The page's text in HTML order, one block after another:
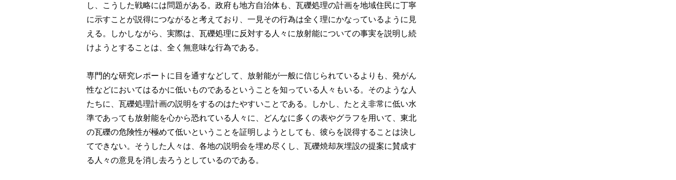
し、こうした戦略には問題がある。政府も地方自治体も、瓦礫処理の計画を地域住民に丁寧
に示すことが説得につながると考えており、一見その行為は全く理にかなっているように見
える。しかしながら、実際は、瓦礫処理に反対する人々に放射能についての事実を説明し続
けようとすることは、全く無意味な行為である。
専門的な研究レポートに目を通すなどして、放射能が一般に信じられているよりも、発がん
性などにおいてはるかに低いものであるということを知っている人々もいる。そのような人
たちに、瓦礫処理計画の説明をするのはたやすいことである。しかし、たとえ非常に低い水
準であっても放射能を心から恐れている人々に、どんなに多くの表やグラフを用いて、東北
の瓦礫の危険性が極めて低いということを証明しようとしても、彼らを説得することは決し
てできない。そうした人々は、各地の説明会を埋め尽くし、瓦礫焼却灰埋設の提案に賛成す
る人々の意見を消し去ろうとしているのである。